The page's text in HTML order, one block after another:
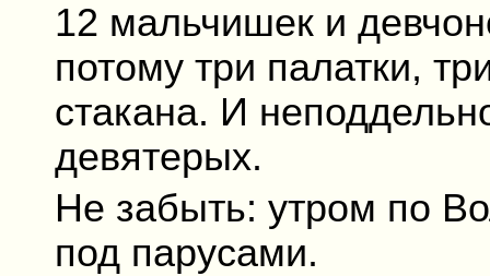
12 мальчишек и
потому три палатки,
стакана. И
девятерых.
Не забыть: утром по
под парусами.